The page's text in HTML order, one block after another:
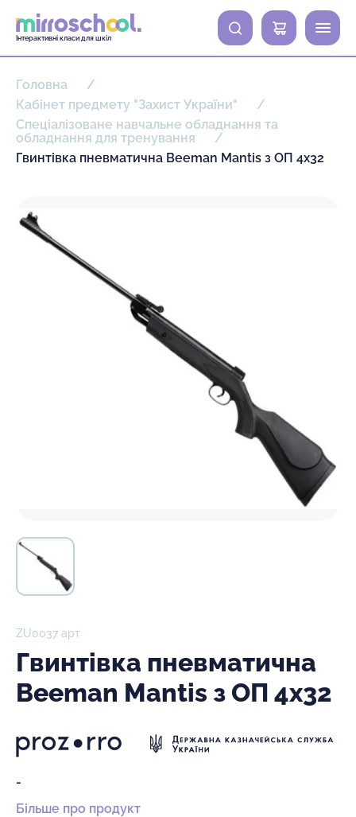
Інтерактивні класи для шкіл
0
Головна
Кабінет предмету "Захист України"
Спеціалізоване навчальне обладнання та
обладнання для тренування
Гвинтівка пневматична Beeman Mantis з ОП 4х32
ZU0037 арт
Гвинтівка пневматична
Beeman Mantis з ОП 4х32
-
Більше про продукт